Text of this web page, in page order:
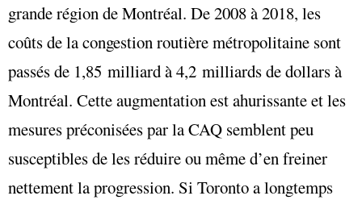
grande région de Montréal. De 2008 à 2018, les
coûts de la congestion routière métropolitaine sont
passés de 1,85 milliard à 4,2 milliards de dollars à
Montréal. Cette augmentation est ahurissante et les
mesures préconisées par la CAQ semblent peu
susceptibles de les réduire ou même d’en freiner
nettement la progression. Si Toronto a longtemps